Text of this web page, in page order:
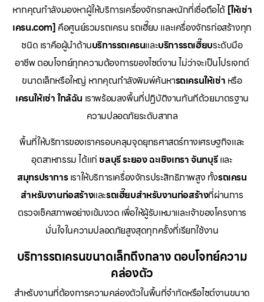
หากคุณกำลังมองหาผู้ให้บริการเครื่องจักรกลหนักที่เชื่อถือได้ [ให้เช่า
เครน.com] คือศูนย์รวมรถเครน รถเฮี๊ยบ และเครื่องจักรก่อสร้างทุก
ชนิด เราคือผู้นำด้านบริการรถเครนและบริการรถเฮี๊ยบระดับมือ
อาชีพ ตอบโจทย์ทุกความต้องการของไซต์งาน ไม่ว่าจะเป็นโปรเจกต์
ขนาดเล็กหรือใหญ่ หากคุณกำลังพิมพ์ค้นหารถเครนให้เช่า หรือ
เครนให้เช่าใกล้ฉัน เราพร้อมลงพื้นที่ปฏิบัติงานทันทีด้วยมาตรฐาน
ความปลอดภัยระดับสากล
พื้นที่ให้บริการของเราครอบคลุมจุดยุทธศาสตร์ทางเศรษฐกิจและ
อุตสาหกรรม ได้แก่ชลบุรีระยองฉะเชิงเทราจันทบุรีและ
สมุทรปราการเราให้บริการเครื่องจักรประสิทธิภาพสูง ทั้งรถเครน
สำหรับงานก่อสร้างและรถเฮี๊ยบสำหรับงานก่อสร้างที่ผ่านการ
ตรวจเช็คสภาพอย่างเข้มงวด เพื่อให้ผู้รับเหมาและเจ้าของโครงการ
มั่นใจในความปลอดภัยสูงสุดทุกครั้งที่เรียกใช้งาน
บริการรถเครนขนาดเล็กถึงกลาง ตอบโจทย์ความ
คล่องตัว
สำหรับงานที่ต้องการความคล่องตัวในพื้นที่จำกัดหรือไซต์งานขนาด